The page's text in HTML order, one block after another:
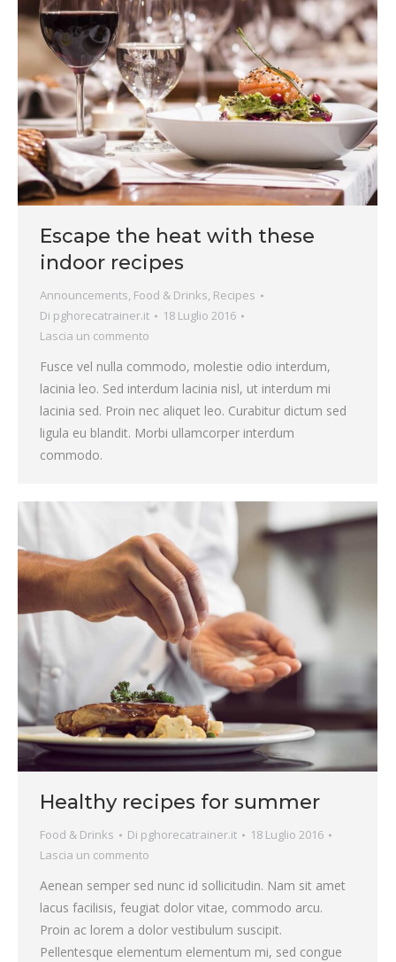
Escape the heat with these
indoor recipes
Announcements, Food & Drinks, Recipes
Di pghorecatrainer.it
18 Luglio 2016
Lascia un commento
Fusce vel nulla commodo, molestie odio interdum,
lacinia leo. Sed interdum lacinia nisl, ut interdum mi
lacinia sed. Proin nec aliquet leo. Curabitur dictum sed
ligula eu blandit. Morbi ullamcorper interdum
commodo.
Healthy recipes for summer
Food & Drinks Di pghorecatrainer.it
18 Luglio 2016
Lascia un commento
Aenean semper sed nunc id sollicitudin. Nam sit amet
lacus facilisis, feugiat dolor vitae, commodo arcu.
Proin ac lorem a dolor vestibulum suscipit.
Pellentesque elementum elementum mi, sed congue